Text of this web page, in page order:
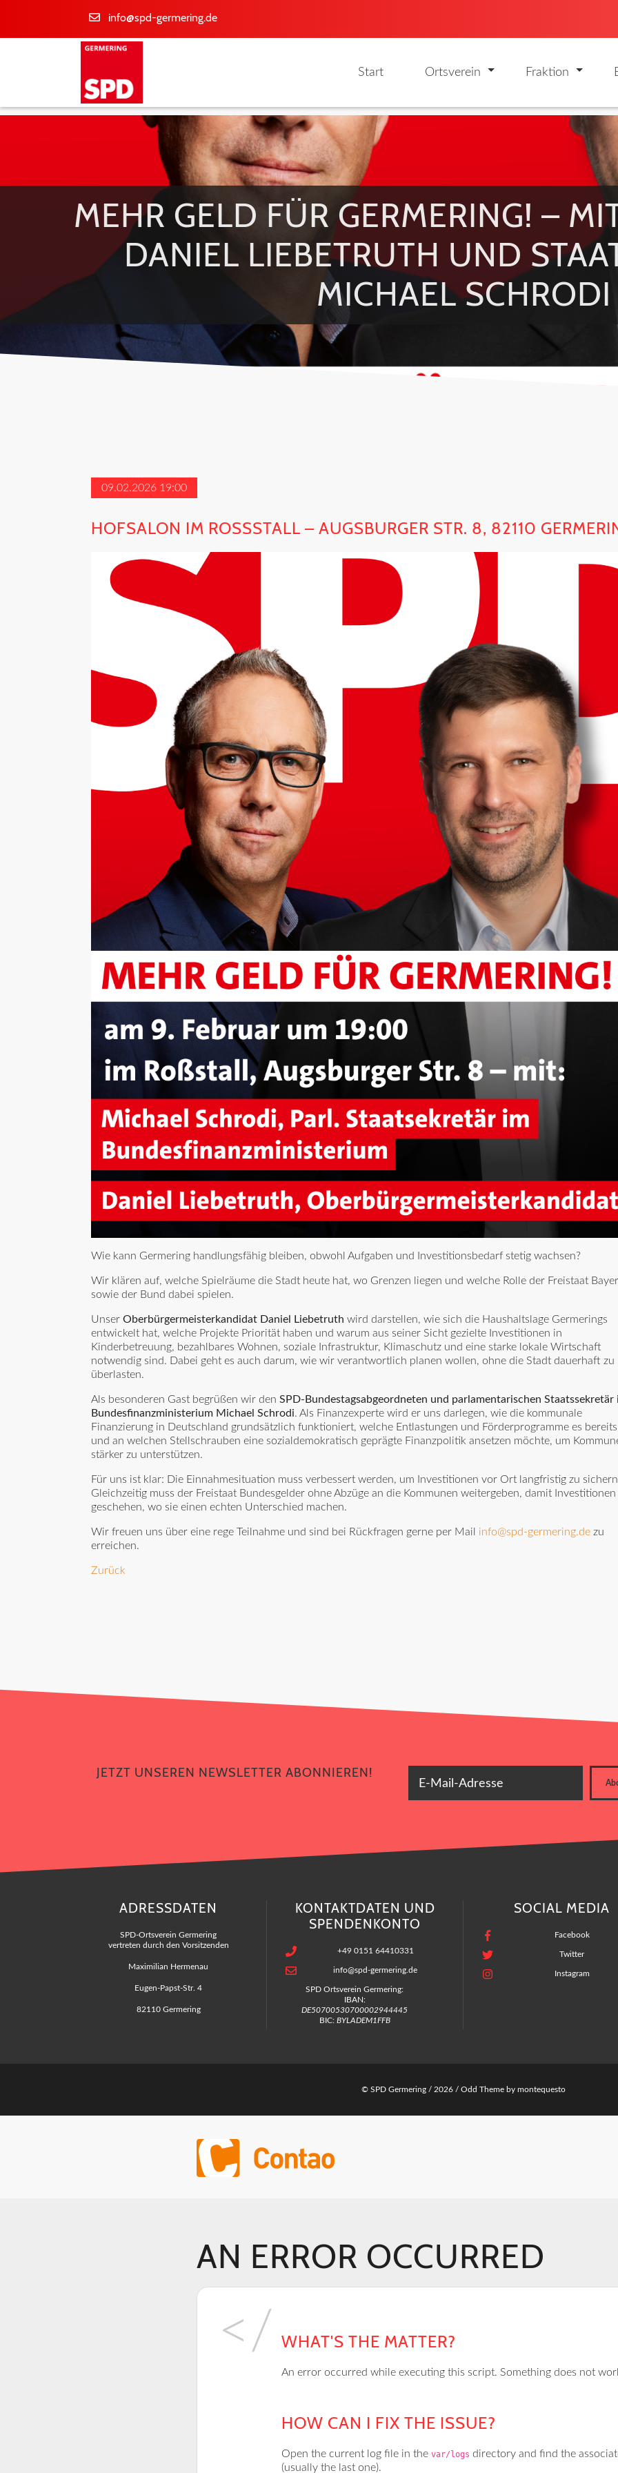
info@spd-germering.de
Start
Ortsverein Fraktion
MEHR GELD FÜR GERMERING! –
DANIEL LIEBETRUTH UND
MICHAEL SCHRODI
09.02.2026 19:00
HOFSALON IM ROSSSTALL – AUGSBURGER STR. 8, 82110
Wie kann Germering handlungsfähig bleiben, obwohl Aufgaben und Investitionsbedarf stetig wachsen?
Wir klären auf, welche Spielräume die Stadt heute hat, wo Grenzen liegen und welche Rolle der Freistaat
sowie der Bund dabei spielen.
Unser Oberbürgermeisterkandidat Daniel Liebetruth wird darstellen, wie sich die Haushaltslage Germerings
entwickelt hat, welche Projekte Priorität haben und warum aus seiner Sicht gezielte Investitionen in
Kinderbetreuung, bezahlbares Wohnen, soziale Infrastruktur, Klimaschutz und eine starke lokale Wirtschaft
notwendig sind. Dabei geht es auch darum, wie wir verantwortlich planen wollen, ohne die Stadt dauerhaft zu
überlasten.
Als besonderen Gast begrüßen wir den SPD-Bundestagsabgeordneten und parlamentarischen Staatssekretär
Bundesfinanzministerium Michael Schrodi. Als Finanzexperte wird er uns darlegen, wie die kommunale
Finanzierung in Deutschland grundsätzlich funktioniert, welche Entlastungen und Förderprogramme es
und an welchen Stellschrauben eine sozialdemokratisch geprägte Finanzpolitik ansetzen möchte, um
stärker zu unterstützen.
Für uns ist klar: Die Einnahmesituation muss verbessert werden, um Investitionen vor Ort langfristig zu
Gleichzeitig muss der Freistaat Bundesgelder ohne Abzüge an die Kommunen weitergeben, damit
geschehen, wo sie einen echten Unterschied machen.
Wir freuen uns über eine rege Teilnahme und sind bei Rückfragen gerne per Mail info@spd-germering.de zu
erreichen.
Zurück
JETZT UNSEREN NEWSLETTER ABONNIEREN!
ADRESSDATEN
SPD-Ortsverein Germering
vertreten durch den Vorsitzenden
Maximilian Hermenau
Eugen-Papst-Str. 4
82110 Germering
KONTAKTDATEN UND
SPENDENKONTO
+49 0151 64410331
info@spd-germering.de
SPD Ortsverein Germering:
IBAN:
DE50700530700002944445
BIC: BYLADEM1FFB
SOCIAL MEDIA
Facebook
Twitter
Instagram
© SPD Germering / 2026 / Odd Theme by montequesto
AN ERROR OCCURRED
WHAT'S THE MATTER?
An error occurred while executing this script. Something does not
HOW CAN I FIX THE ISSUE?
Open the current log file in thevar/logs directory and find the
(usually the last one).